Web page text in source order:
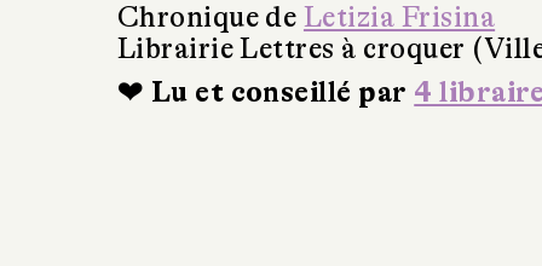
Chronique de Letizia Frisina
Librairie Lettres à croquer
❤ Lu et conseillé par 4